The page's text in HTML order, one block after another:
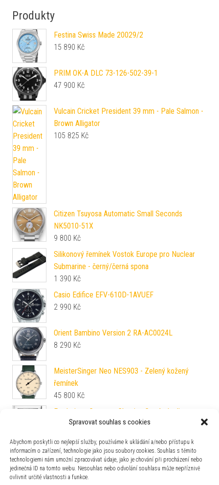
Spravovat souhlas s cookies
Abychom poskytli co nejlepší služby, používáme k ukládání a/nebo přístupu k
informacím o zařízení, technologie jako jsou soubory cookies. Souhlas s těmito
technologiemi nám umožní zpracovávat údaje, jako je chování při procházení nebo
jedinečná ID na tomto webu. Nesouhlas nebo odvolání souhlasu může nepříznivě
ovlivnit určité vlastnosti a funkce.
Produkty
Festina Swiss Made 20029/2
15 890 Kč
PRIM OK-A DLC 73-126-502-39-1
47 900 Kč
Vulcain Cricket President 39 mm - Pale Salmon -
Brown Alligator
105 825 Kč
Citizen Tsuyosa Automatic Small Seconds
NK5010-51X
9 800 Kč
Silikonový řemínek Vostok Europe pro Nuclear
Submarine - černý/černá spona
1 390 Kč
Casio Edifice EFV-610D-1AVUEF
2 990 Kč
Orient Bambino Version 2 RA-AC0024L
8 290 Kč
MeisterSinger Neo NES903 - Zelený kožený
řemínek
45 800 Kč
Frederique Constant Classics Carrée Ladies
Quartz FC-200LBMC26B
Hodiny AMS Design Radio Controlled 5323
6 320Kč